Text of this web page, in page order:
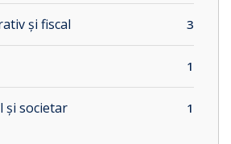
și fiscal 3
1
și societar 1